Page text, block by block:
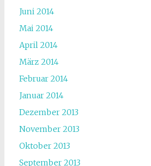
Juni 2014
Mai 2014
April 2014
März 2014
Februar 2014
Januar 2014
Dezember 2013
November 2013
Oktober 2013
September 2013